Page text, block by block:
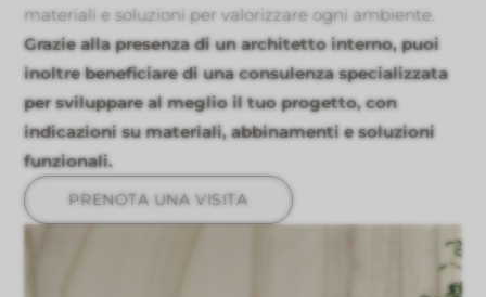
materiali e soluzioni per valorizzare ogni ambiente.
Grazie alla presenza di un architetto interno, puoi
inoltre beneficiare di una consulenza specializzata
per sviluppare al meglio il tuo progetto, con
indicazioni su materiali, abbinamenti e soluzioni
funzionali.
PRENOTA UNA VISITA